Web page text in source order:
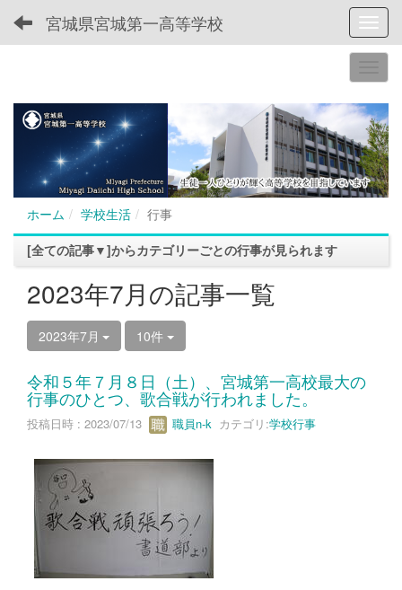
宮城県宮城第一高等学校
ホーム 学校生活
行事
[全ての記事▼]からカテゴリーごとの行事が見られます
2023年7月の記事一覧
2023年7月 10件
令和５年７月８日（土）、宮城第一高校最大の
行事のひとつ、歌合戦が行われました。
投稿日時 : 2023/07/13 職員n-k カテゴリ:学校行事